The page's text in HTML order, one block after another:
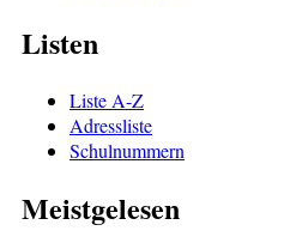
Listen
Liste A-Z
Adressliste
Schulnummern
Meistgelesen